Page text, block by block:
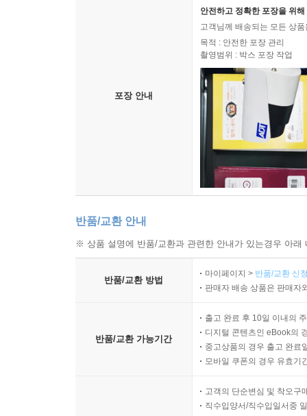
포장 안내
안전하고 정확한 포장을 위
고객님께 배송되는 모든 상
목적 : 안전한 포장 관리
촬영범위 : 박스 포장 작업
반품/교환 안내
※ 상품 설명에 반품/교환과 관련한 안내가 있는경우 아
반품/교환 방법
마이페이지 > 반품/교환 신
판매자 배송 상품은 판매자
반품/교환 가능기간
출고 완료 후 10일 이내의
디지털 콘텐츠인 eBook의
중고상품의 경우 출고 완료
모바일 쿠폰의 경우 유효기
고객의 단순변심 및 착오구
직수입양서/직수입일서중